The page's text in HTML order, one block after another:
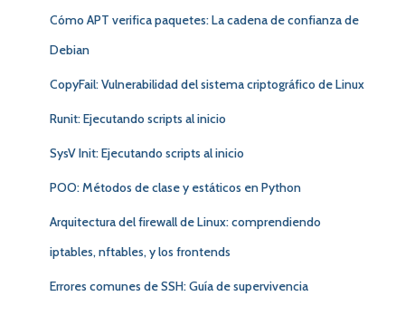
Cómo APT verifica paquetes: La cadena de confianza de
Debian
CopyFail: Vulnerabilidad del sistema criptográfico de Linux
Runit: Ejecutando scripts al inicio
SysV Init: Ejecutando scripts al inicio
POO: Métodos de clase y estáticos en Python
Arquitectura del firewall de Linux: comprendiendo
iptables, nftables, y los frontends
Errores comunes de SSH: Guía de supervivencia